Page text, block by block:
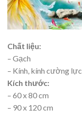
Chất liệu:
– Gạch
– Kính, kính cường lực
Kích thước:
– 60 x 80 cm
– 90 x 120 cm